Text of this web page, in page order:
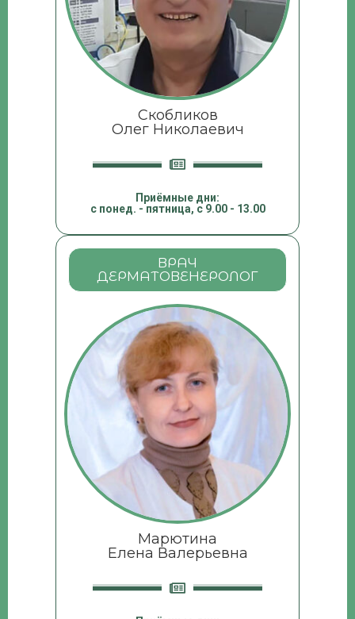
Скобликов
Олег Николаевич
Приёмные дни:
с понед. - пятница, с 9.00 - 13.00
ВРАЧ
ДЕРМАТОВЕНЕРОЛОГ
Марютина
Елена Валерьевна